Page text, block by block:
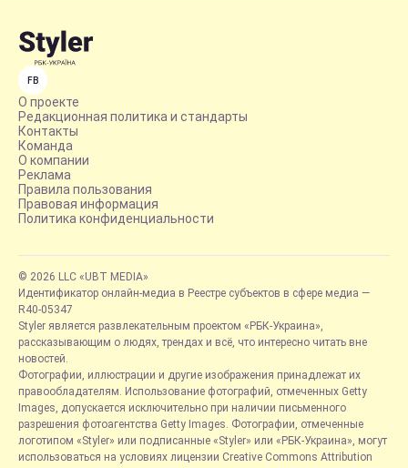
FB
О проекте
Редакционная политика и стандарты
Контакты
Команда
О компании
Реклама
Правила пользования
Правовая информация
Политика конфиденциальности
© 2026 LLC «UBT MEDIA»
Идентификатор онлайн-медиа в Реестре субъектов в сфере медиа —
R40-05347
Styler является развлекательным проектом «РБК-Украина»,
рассказывающим о людях, трендах и всё, что интересно читать вне
новостей.
Фотографии, иллюстрации и другие изображения принадлежат их
правообладателям. Использование фотографий, отмеченных Getty
Images, допускается исключительно при наличии письменного
разрешения фотоагентства Getty Images. Фотографии, отмеченные
логотипом «Styler» или подписанные «Styler» или «РБК-Украина», могут
использоваться на условиях лицензии Creative Commons Attribution